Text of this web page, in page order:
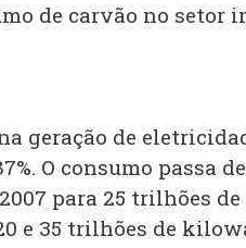
de carvão no setor
geração de
O consumo passa
para 25 trilhões de
e 35 trilhões de